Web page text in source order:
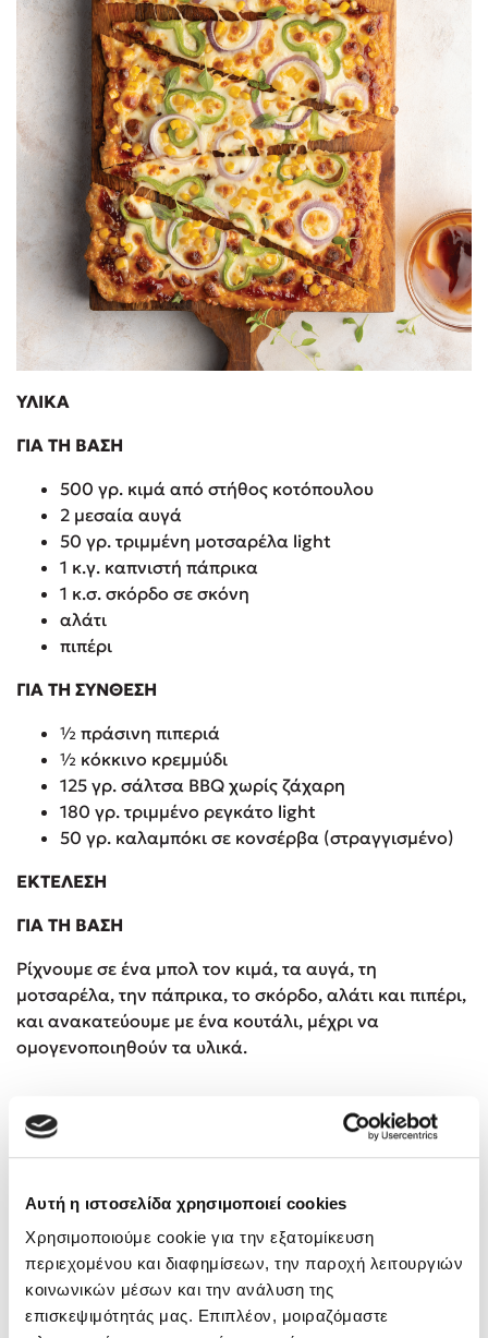
Αυτή η ιστοσελίδα χρησιμοποιεί cookies
Χρησιμοποιούμε cookie για την εξατομίκευση
περιεχομένου και διαφημίσεων, την παροχή λειτουργιών
κοινωνικών μέσων και την ανάλυση της
επισκεψιμότητάς μας. Επιπλέον, μοιραζόμαστε
ΥΛΙΚΑ
ΓΙΑ ΤΗ ΒΑΣΗ
500 γρ. κιμά από στήθος κοτόπουλου
2 μεσαία αυγά
50 γρ. τριμμένη μοτσαρέλα light
1 κ.γ. καπνιστή πάπρικα
1 κ.σ. σκόρδο σε σκόνη
αλάτι
πιπέρι
ΓΙΑ ΤΗ ΣΥΝΘΕΣΗ
½ πράσινη πιπεριά
½ κόκκινο κρεμμύδι
125 γρ. σάλτσα BBQ χωρίς ζάχαρη
180 γρ. τριμμένο ρεγκάτο light
50 γρ. καλαμπόκι σε κονσέρβα (στραγγισμένο)
ΕΚΤΕΛΕΣΗ
ΓΙΑ ΤΗ ΒΑΣΗ
Ρίχνουμε σε ένα μπολ τον κιμά, τα αυγά, τη
μοτσαρέλα, την πάπρικα, το σκόρδο, αλάτι και πιπέρι,
και ανακατεύουμε με ένα κουτάλι, μέχρι να
ομογενοποιηθούν τα υλικά.
ΓΙΑ ΤΗ ΣΥΝΘΕΣΗ
Προθερμαίνουμε τον φούρνο στους 220°C στον
Στρώνουμε λαδόκολλα σε ένα ταψί διαστάσεων
30x40 εκ., αδειάζουμε μέσα το μείγμα της βάσης
και το απλώνουμε σε ένα μακρόστενο σχήμα
διαστάσεων περίπου 28x36 εκ.
Μεταφέρουμε το ταψί στον φούρνο και ψήνουμε